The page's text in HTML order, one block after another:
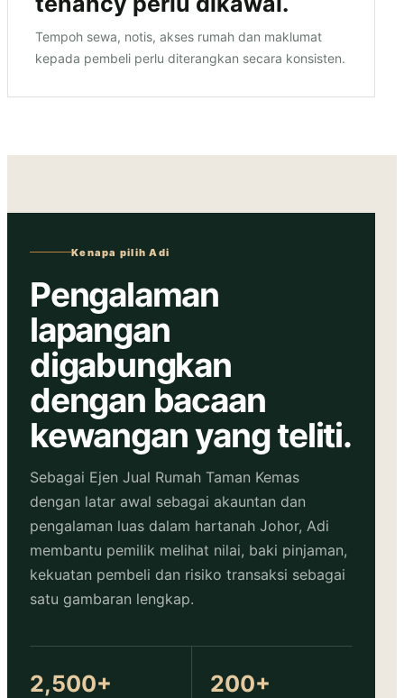
Tempoh sewa, notis, akses rumah dan maklumat
kepada pembeli perlu diterangkan secara konsisten.
Kenapa pilih Adi
Pengalaman
lapangan
digabungkan
dengan bacaan
kewangan yang teliti.
Sebagai Ejen Jual Rumah Taman Kemas
dengan latar awal sebagai akauntan dan
pengalaman luas dalam hartanah Johor, Adi
membantu pemilik melihat nilai, baki pinjaman,
kekuatan pembeli dan risiko transaksi sebagai
satu gambaran lengkap.
2,500+ 200+